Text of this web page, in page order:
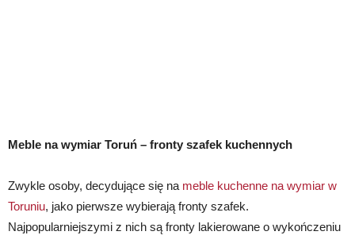
Meble na wymiar Toruń – fronty szafek kuchennych
Zwykle osoby, decydujące się na meble kuchenne na wymiar w
Toruniu, jako pierwsze wybierają fronty szafek.
Najpopularniejszymi z nich są fronty lakierowane o wykończeniu